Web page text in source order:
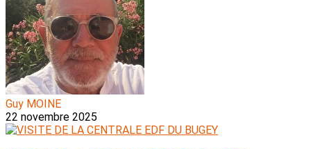
Guy MOINE
22 novembre 2025